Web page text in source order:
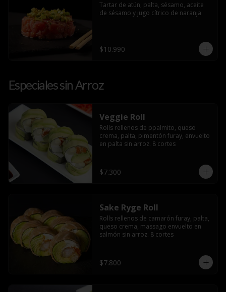
Tartar de atún, palta, sésamo, aceite
de sésamo y jugo cítrico de naranja
$10.990
Especiales sin Arroz
Veggie Roll
Rolls rellenos de ppalmito, queso
crema, palta, pimentón furay, envuelto
en palta sin arroz. 8 cortes
$7.300
Sake Ryge Roll
Rolls rellenos de camarón furay, palta,
queso crema, massago envuelto en
salmón sin arroz. 8 cortes
$7.800